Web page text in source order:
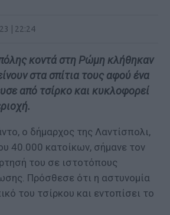
| 22:24
κοντά στη Ρώμη κλήθηκαν
στα σπίτια τους αφού ένα
από τσίρκο και κυκλοφορεί
ο δήμαρχος της Λαντίσπολι,
40.000 κατοίκων, σήμανε τον
του σε ιστοτόπους
Πρόσθεσε ότι η αστυνομία
του τσίρκου και εντοπίσει το